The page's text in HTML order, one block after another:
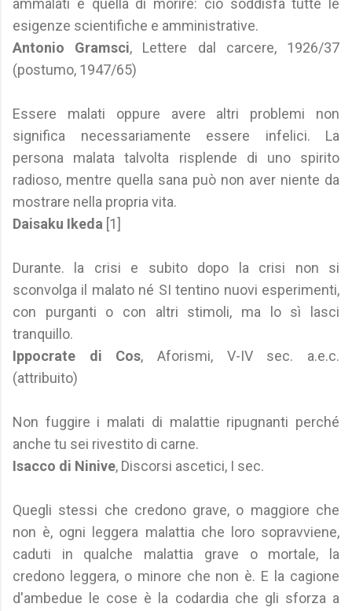
ammalati è quella di morire: ciò soddisfa tutte le
esigenze scientifiche e amministrative.
Antonio Gramsci, Lettere dal carcere, 1926/37
(postumo, 1947/65)
Essere malati oppure avere altri problemi non
significa necessariamente essere infelici. La
persona malata talvolta risplende di uno spirito
radioso, mentre quella sana può non aver niente da
mostrare nella propria vita.
Daisaku Ikeda [1]
Durante. la crisi e subito dopo la crisi non si
sconvolga il malato né SI tentino nuovi esperimenti,
con purganti o con altri stimoli, ma lo sì lasci
tranquillo.
Ippocrate di Cos, Aforismi, V-IV sec. a.e.c.
(attribuito)
Non fuggire i malati di malattie ripugnanti perché
anche tu sei rivestito di carne.
Isacco di Ninive, Discorsi ascetici, I sec.
Quegli stessi che credono grave, o maggiore che
non è, ogni leggera malattia che loro sopravviene,
caduti in qualche malattia grave o mortale, la
credono leggera, o minore che non è. E la cagione
d'ambedue le cose è la codardia che gli sforza a